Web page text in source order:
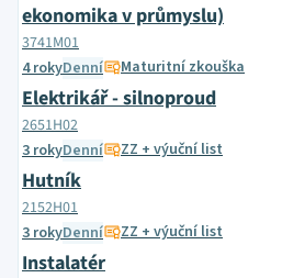
ekonomika v průmyslu)
3741M01
4 rokyDenní Maturitní zkouška
Elektrikář - silnoproud
2651H02
3 rokyDenní ZZ + výuční list
Hutník
2152H01
3 rokyDenní ZZ + výuční list
Instalatér